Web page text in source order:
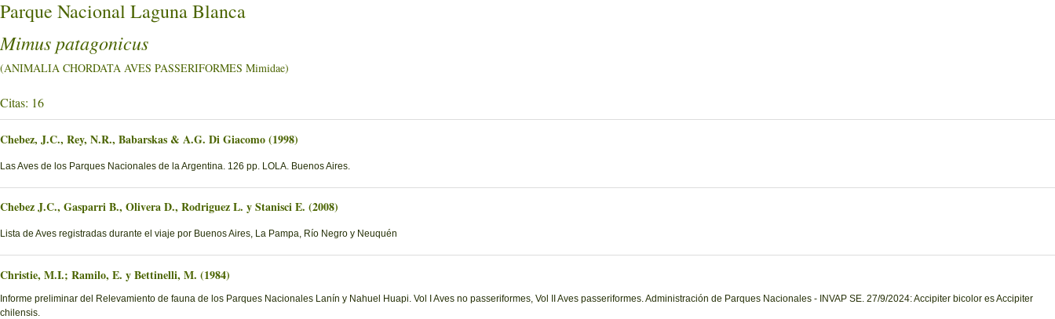
Parque Nacional Laguna Blanca
Mimus patagonicus
(ANIMALIA CHORDATA AVES PASSERIFORMES Mimidae)
Citas: 16
Chebez, J.C., Rey, N.R., Babarskas & A.G. Di Giacomo (1998)
Las Aves de los Parques Nacionales de la Argentina. 126 pp. LOLA. Buenos Aires.
Chebez J.C., Gasparri B., Olivera D., Rodriguez L. y Stanisci E. (2008)
Lista de Aves registradas durante el viaje por Buenos Aires, La Pampa, Río Negro y Neuquén
Christie, M.I.; Ramilo, E. y Bettinelli, M. (1984)
Informe preliminar del Relevamiento de fauna de los Parques Nacionales Lanín y Nahuel Huapi. Vol I Aves no passeriformes, Vol II Aves passeriformes. Administración de Parques Nacionales - INVAP SE. 27/9/2024: Accipiter bicolor es Accipiter
chilensis.